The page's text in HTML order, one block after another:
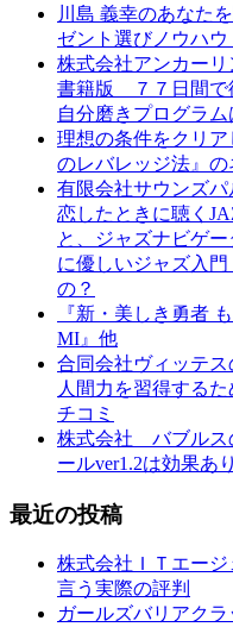
川島 義幸のあなた
ゼント選びノウハ
株式会社アンカー
書籍版 ７７日間で
自分磨きプログラ
理想の条件をクリ
のレバレッジ法』
有限会社サウンズ
恋したときに聴く
と、ジャズナビゲ
に優しいジャズ入
の？
『新・美しき勇者
MI』他
合同会社ヴィッテ
人間力を習得する
チコミ
株式会社 バブルス
ールver1.2は効果あ
最近の投稿
株式会社ＩＴエー
言う実際の評判
ガールズバリアク